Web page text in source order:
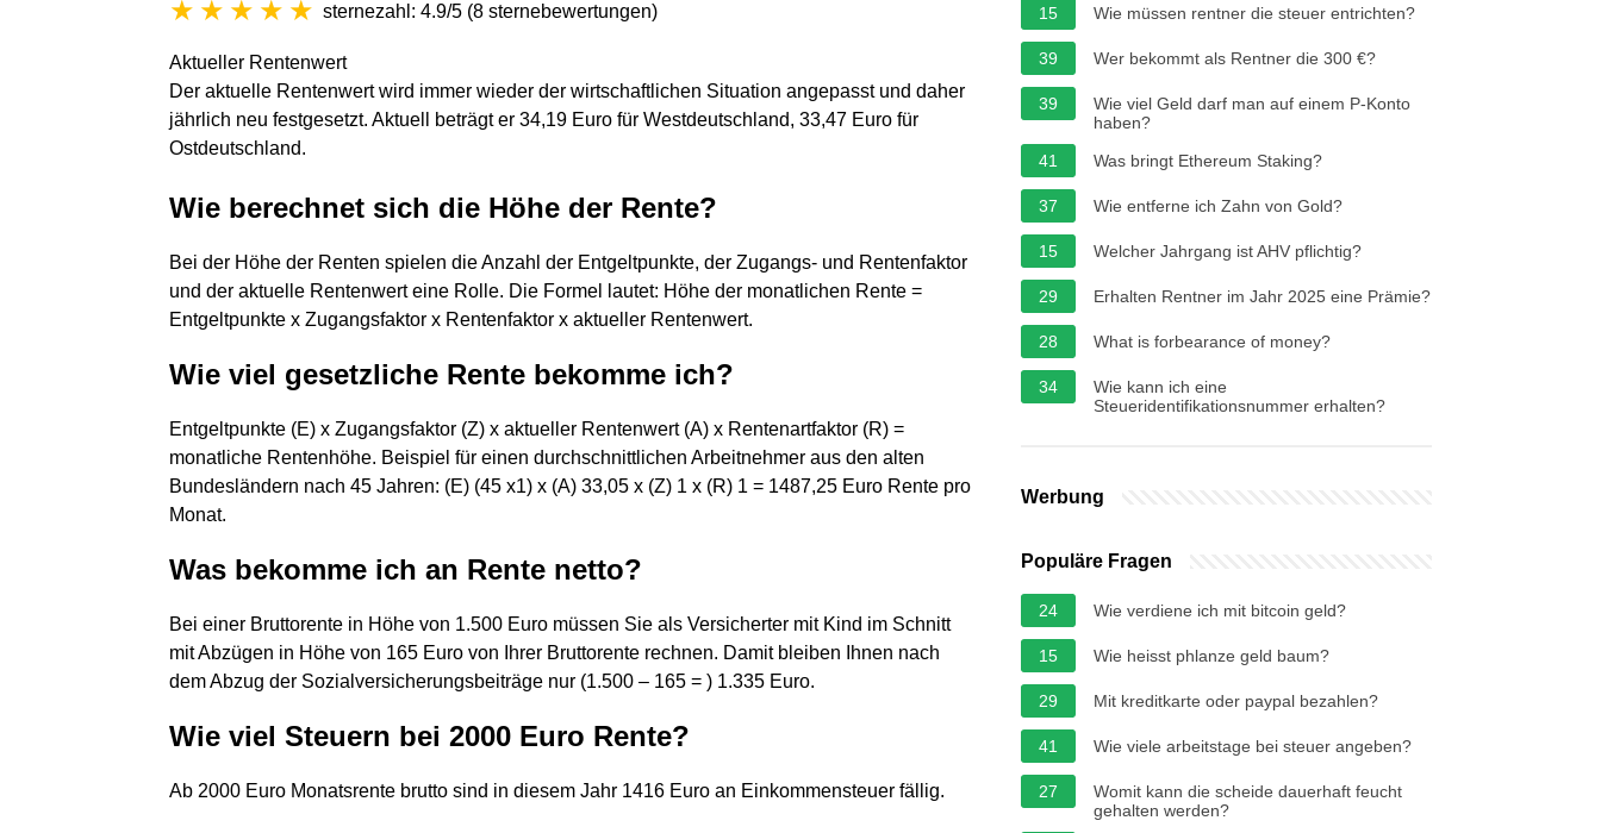
sternezahl: 4.9/5 (8 sternebewertungen)
Aktueller Rentenwert
Der aktuelle Rentenwert wird immer wieder der wirtschaftlichen Situation angepasst und daher
jährlich neu festgesetzt. Aktuell beträgt er 34,19 Euro für Westdeutschland, 33,47 Euro für
Ostdeutschland.
Wie berechnet sich die Höhe der Rente?
Bei der Höhe der Renten spielen die Anzahl der Entgeltpunkte, der Zugangs- und Rentenfaktor
und der aktuelle Rentenwert eine Rolle. Die Formel lautet: Höhe der monatlichen Rente =
Entgeltpunkte x Zugangsfaktor x Rentenfaktor x aktueller Rentenwert.
Wie viel gesetzliche Rente bekomme ich?
Entgeltpunkte (E) x Zugangsfaktor (Z) x aktueller Rentenwert (A) x Rentenartfaktor (R) =
monatliche Rentenhöhe. Beispiel für einen durchschnittlichen Arbeitnehmer aus den alten
Bundesländern nach 45 Jahren: (E) (45 x1) x (A) 33,05 x (Z) 1 x (R) 1 = 1487,25 Euro Rente pro
Monat.
Was bekomme ich an Rente netto?
Bei einer Bruttorente in Höhe von 1.500 Euro müssen Sie als Versicherter mit Kind im Schnitt
mit Abzügen in Höhe von 165 Euro von Ihrer Bruttorente rechnen. Damit bleiben Ihnen nach
dem Abzug der Sozialversicherungsbeiträge nur (1.500 – 165 = ) 1.335 Euro.
Wie viel Steuern bei 2000 Euro Rente?
Ab 2000 Euro Monatsrente brutto sind in diesem Jahr 1416 Euro an Einkommensteuer fällig.
15
Wie müssen rentner die steuer entrichten?
39 Wer bekommt als Rentner die 300 €?
39
Wie viel Geld darf man auf einem P-Konto
haben?
41
Was bringt Ethereum Staking?
37 Wie entferne ich Zahn von Gold?
15 Welcher Jahrgang ist AHV pflichtig?
29 Erhalten Rentner im Jahr 2025 eine Prämie?
28 What is forbearance of money?
34
Wie kann ich eine
Steueridentifikationsnummer erhalten?
Werbung
Populäre Fragen
24 Wie verdiene ich mit bitcoin geld?
15 Wie heisst phlanze geld baum?
29 Mit kreditkarte oder paypal bezahlen?
41 Wie viele arbeitstage bei steuer angeben?
27
Womit kann die scheide dauerhaft feucht
gehalten werden?